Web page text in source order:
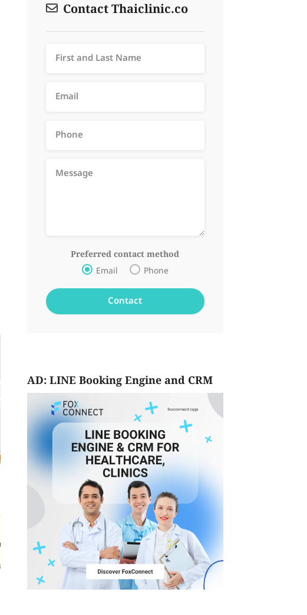
Contact Thaiclinic.co
Preferred contact method
Email Phone
AD: LINE Booking Engine and CRM